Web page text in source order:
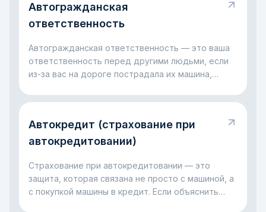
КАСКО помогает не остаться один на один с
крупными расходами, когда с машиной случилась
Автогражданская
ответственность
Автогражданская ответственность — это ваша
ответственность перед другими людьми, если
из-за вас на дороге пострадала их машина,
это правило на случай, когда ошибка за рулём
простая: такая ответственность нужна, чтобы
пострадавший не оставался без компенсации, а
кармана.
Автокредит (страхование при
автокредитовании)
Страхование при автокредитовании — это
защита, которая связана не просто с машиной, а
с покупкой машины в кредит. Если объяснить